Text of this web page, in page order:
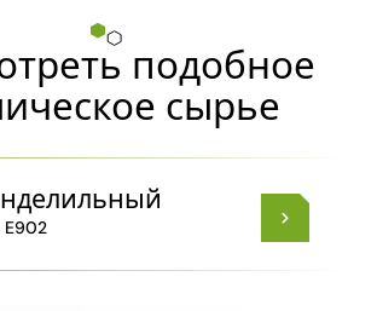
подобное
сырье
E902